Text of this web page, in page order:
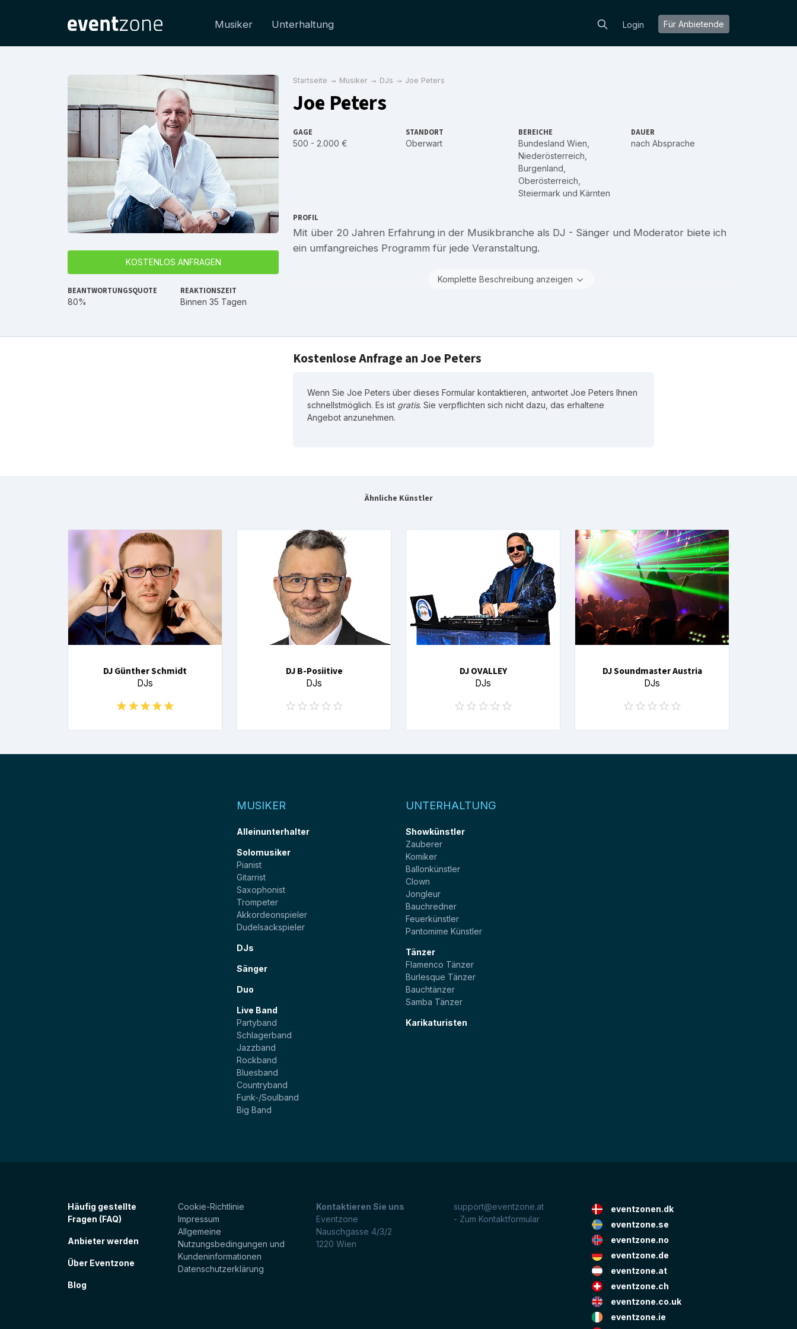
Musiker Unterhaltung Login Für Anbietende
KOSTENLOS ANFRAGEN
BEANTWORTUNGSQUOTE
80%
REAKTIONSZEIT
Binnen 35 Tagen
Startseite Musiker DJs Joe Peters
Joe Peters
GAGE
500 - 2.000 €
STANDORT
Oberwart
BEREICHE
Bundesland Wien
Niederösterreich
Burgenland
Oberösterreich
Steiermark und Kärnten
DAUER
nach Absprache
PROFIL
Mit über 20 Jahren Erfahrung in der Musikbranche als DJ - Sänger und Moderator biete ich
ein umfangreiches Programm für jede Veranstaltung.
Komplette Beschreibung anzeigen
Kostenlose Anfrage an Joe Peters
Wenn Sie Joe Peters über dieses Formular kontaktieren, antwortet Joe Peters Ihnen
schnellstmöglich. Es ist gratis. Sie verpflichten sich nicht dazu, das erhaltene
Angebot anzunehmen.
Ähnliche Künstler
DJ Günther Schmidt
DJs
DJ B-Posiitive
DJs
DJ OVALLEY
DJs
DJ Soundmaster Austria
DJs
MUSIKER
Alleinunterhalter
Solomusiker
Pianist
Gitarrist
Saxophonist
Trompeter
Akkordeonspieler
Dudelsackspieler
DJs
Sänger
Duo
Live Band
Partyband
Schlagerband
Jazzband
Rockband
Bluesband
Countryband
Funk-/Soulband
Big Band
UNTERHALTUNG
Showkünstler
Zauberer
Komiker
Ballonkünstler
Clown
Jongleur
Bauchredner
Feuerkünstler
Pantomime Künstler
Tänzer
Flamenco Tänzer
Burlesque Tänzer
Bauchtänzer
Samba Tänzer
Karikaturisten
Häufig gestellte
Fragen (FAQ)
Anbieter werden
Über Eventzone
Blog
Cookie-Richtlinie
Impressum
Allgemeine
Nutzungsbedingungen und
Kundeninformationen
Datenschutzerklärung
Kontaktieren Sie uns
Eventzone
Nauschgasse 4/3/2
1220 Wien
support@eventzone.at
- Zum Kontaktformular
eventzonen.dk
eventzone.se
eventzone.no
eventzone.de
eventzone.at
eventzone.ch
eventzone.co.uk
eventzone.ie